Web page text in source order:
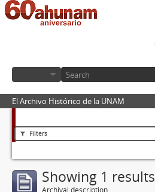
El Archivo Histórico de la UNAM
Filters
Showing 1 results
Archival description